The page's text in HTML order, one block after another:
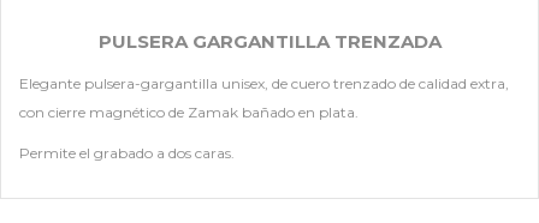
PULSERA GARGANTILLA TRENZADA
Elegante pulsera-gargantilla unisex, de cuero trenzado de calidad extra,
con cierre magnético de Zamak bañado en plata.
Permite el grabado a dos caras.